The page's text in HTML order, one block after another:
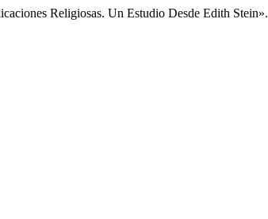
Religiosas. Un Estudio Desde Edith Stein».